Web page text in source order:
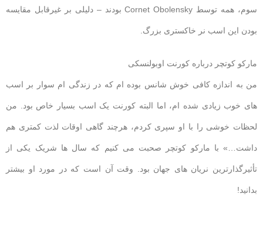
سوم، همه توسط Cornet Obolensky بودند – دلیلی بر غیرقابل مقایسه
بودن این اسب نر خاکستری بزرگ.
مارکو کوتچر درباره کورنت اوبولنسکی
من به اندازه کافی خوش شانس بوده ام که در زندگی ام سوار بر اسب
های خوب زیادی شده ام، اما البته کورنت یک اسب بسیار خاص بود. من
لحظات خوشی را با او سپری کردم، هرچند گاهی اوقات لذت کمتری هم
داشت…» با مارکو کوتچر صحبت می کنیم که سال ها شریک یکی از
تأثیرگذارترین نریان های جهان بود. وقت آن است که در مورد او بیشتر
بدانید!